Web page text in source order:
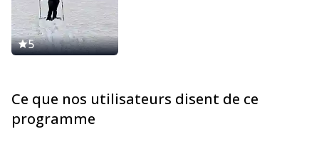
5
Ce que nos utilisateurs disent de ce
programme